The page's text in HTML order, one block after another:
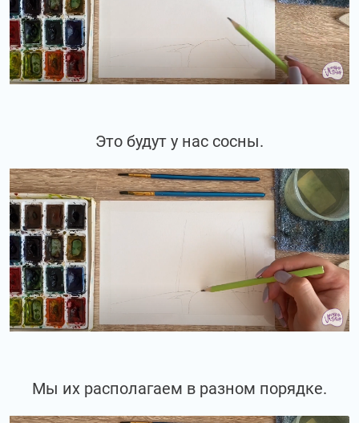
Это будут у нас сосны.
Мы их располагаем в разном порядке.